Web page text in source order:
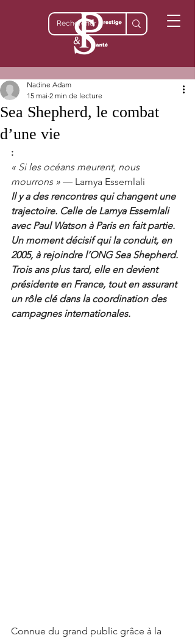
Sea Shepherd, le combat
d’une vie
Nadine Adam
15 mai 2 min de lecture
:
« Si les océans meurent, nous
mourrons » — Lamya Essemlali
Il y a des rencontres qui changent une
trajectoire. Celle de Lamya Essemlali
avec Paul Watson à Paris en fait partie.
Un moment décisif qui la conduit, en
2005, à rejoindre l’ONG Sea Shepherd.
Trois ans plus tard, elle en devient
présidente en France, tout en assurant
un rôle clé dans la coordination des
campagnes internationales.
Connue du grand public grâce à la